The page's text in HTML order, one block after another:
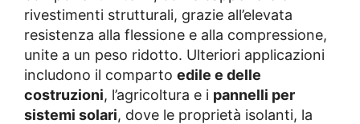
rivestimenti strutturali, grazie all’elevata
resistenza alla flessione e alla compressione,
unite a un peso ridotto. Ulteriori applicazioni
includono il comparto edile e delle
costruzioni, l’agricoltura e i pannelli per
sistemi solari, dove le proprietà isolanti, la